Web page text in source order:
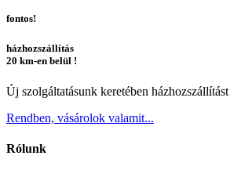
fontos!
házhozszállítás
20 km-en belül !
Új szolgáltatásunk keretében
Rendben, vásárolok valamit...
Rólunk